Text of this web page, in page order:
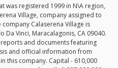
was registered 1999 in N\A region,
Village, company assigned to
Calaserena Village is
Da Vinci, Maracalagonis, CA 09040.
and documents featuring
and official information from
this company. Capital - 610,000